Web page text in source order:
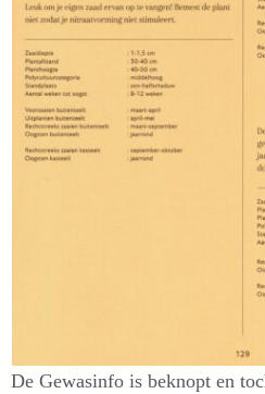
De Gewasinfo is beknopt en